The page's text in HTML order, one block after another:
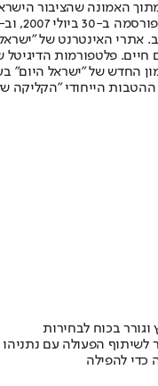
האמונה שהציבור
חיים. פלטפורמות
החדש של "ישראל
ההטבות הייחודי "הקליקה
בכוח לבחירות
כדי להפילה